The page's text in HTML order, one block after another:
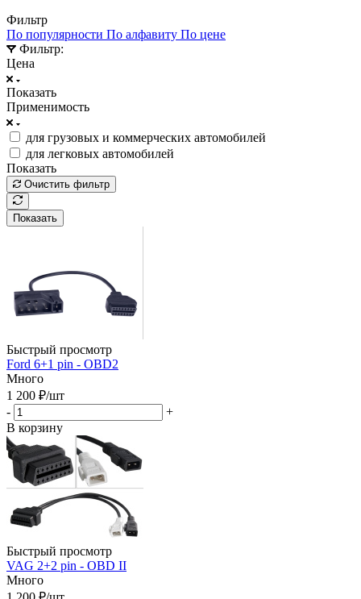
Фильтр
По популярности По алфавиту По цене
Фильтр:
Цена
Показать
Применимость
для грузовых и коммерческих автомобилей
для легковых автомобилей
Показать
Очистить фильтр
Показать
Быстрый просмотр
Ford 6+1 pin - OBD2
Много
1 200 ₽/шт
-
+
В корзину
Быстрый просмотр
VAG 2+2 pin - OBD II
Много